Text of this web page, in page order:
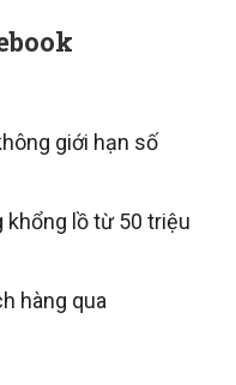
giới hạn số
khổng lồ từ 50 triệu
hàng qua